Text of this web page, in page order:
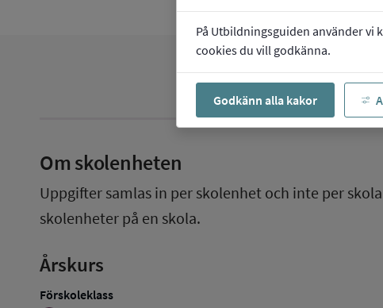
På Utbildningsguiden använder vi
cookies du vill godkänna.
Godkänn alla kakor
Om skolenheten
Uppgifter samlas in per skolenhet och inte per
skolenheter på en skola.
Årskurs
Förskoleklass